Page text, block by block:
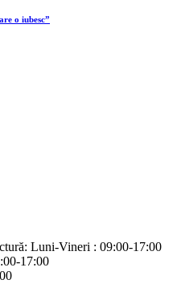
o iubesc”
Luni-Vineri : 09:00-17:00
17:00